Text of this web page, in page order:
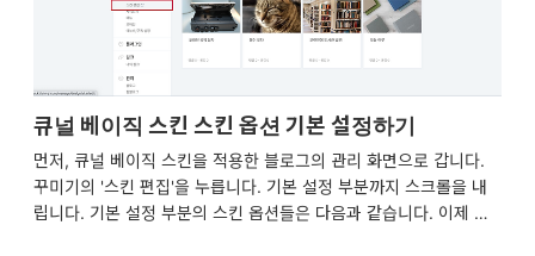
큐널 베이직 스킨 스킨 옵션 기본 설정하기
먼저, 큐널 베이직 스킨을 적용한 블로그의 관리 화면으로 갑니다.
꾸미기의 '스킨 편집'을 누릅니다. 기본 설정 부분까지 스크롤을 내
립니다. 기본 설정 부분의 스킨 옵션들은 다음과 같습니다. 이제 스